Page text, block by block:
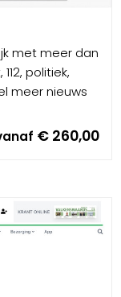
met meer dan
politiek,
meer nieuws
€ 260,00